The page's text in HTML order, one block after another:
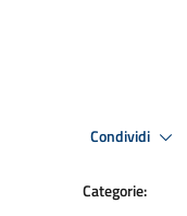
Condividi
Categorie: